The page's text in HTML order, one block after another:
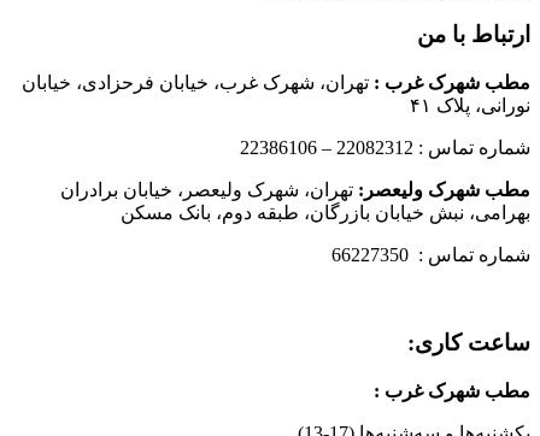
ارتباط با من
مطب شهرک غرب : تهران، شهرک غرب، خیابان فرحزادی، خیابان
نورانی، پلاک ۴۱
شماره تماس : 22082312 – 22386106
مطب شهرک ولیعصر: تهران، شهرک ولیعصر، خیابان برادران
بهرامی، نبش خیابان بازرگان، طبقه دوم، بانک مسکن
شماره تماس : 66227350
ساعت کاری:
مطب شهرک غرب :